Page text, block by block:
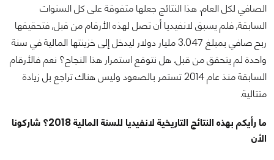
الصافي لكل العام. هذا النتائج جعلها متفوقة على كل السنوات
السابقة, فلم يسبق لانفيديا أن تصل لهذه الأرقام من قبل, فتحقيقها
ربح صافي بمبلغ 3.047 مليار دولار ليدخل إلى خزينتها المالية في سنة
واحدة لم يتحقق من قبل. هل نتوقع استمرار هذا النجاح؟ نعم فالأرقام
السابقة منذ عام 2014 تستمر بالصعود وليس هناك تراجع بل زيادة
متتالية.
ما رأيكم بهذه النتائج التاريخية لانفيديا للسنة المالية 2018؟ شاركونا
الأن